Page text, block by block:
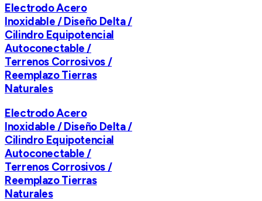
Electrodo Acero
Inoxidable / Diseño Delta /
Cilindro Equipotencial
Autoconectable /
Terrenos Corrosivos /
Reemplazo Tierras
Naturales
Electrodo Acero
Inoxidable / Diseño Delta /
Cilindro Equipotencial
Autoconectable /
Terrenos Corrosivos /
Reemplazo Tierras
Naturales